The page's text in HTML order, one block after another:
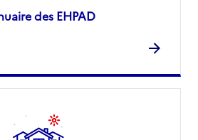
des EHPAD